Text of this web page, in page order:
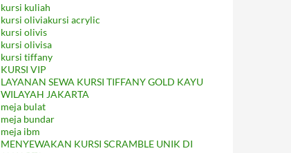
kursi kuliah
kursi oliviakursi acrylic
kursi olivis
kursi olivisa
kursi tiffany
KURSI VIP
LAYANAN SEWA KURSI TIFFANY GOLD KAYU
WILAYAH JAKARTA
meja bulat
meja bundar
meja ibm
MENYEWAKAN KURSI SCRAMBLE UNIK DI